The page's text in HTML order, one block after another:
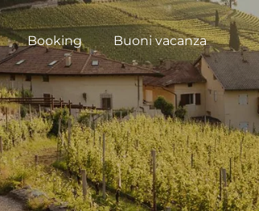
Booking Buoni vacanza